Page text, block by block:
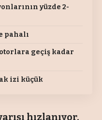
yüzde 2-
pahalı
geçiş kadar
izi küçük
hızlanıyor.